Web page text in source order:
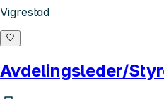
Vigrestad
Avdelingsleder/